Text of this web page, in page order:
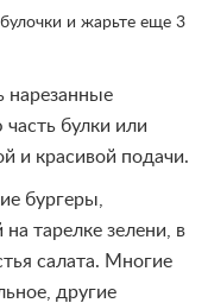
и жарьте еще 3
нарезанные
булки или
и красивой подачи.
бургеры,
тарелке зелени, в
салата. Многие
другие